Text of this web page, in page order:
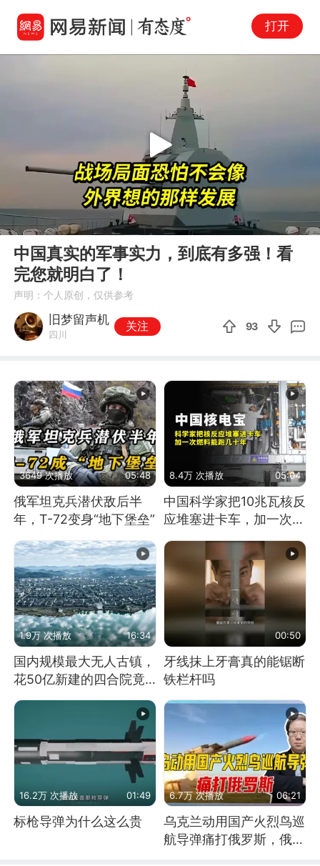
打开
00:00 08:28
Play
中国真实的军事实力，到底有多强！看
完您就明白了！
声明：个人原创，仅供参考
旧梦留声机
四川
关注 93
3649 次播放 05:48
俄军坦克兵潜伏敌后半
年，T-72变身“地下堡垒”
8.4万 次播放 05:04
中国科学家把10兆瓦核反
应堆塞进卡车，加一次燃
1.9万 次播放 16:34
国内规模最大无人古镇，
花50亿新建的四合院竟
没人住，发生了啥
00:50
牙线抹上牙膏真的能锯断
铁栏杆吗
16.2万 次播放 01:49
标枪导弹为什么这么贵
6.7万 次播放 06:21
乌克兰动用国产火烈鸟巡
航导弹痛打俄罗斯，俄军